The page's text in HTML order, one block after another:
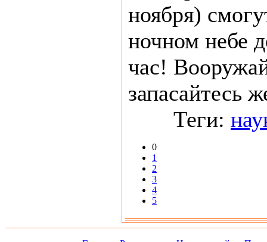
ноября)
ночном небе
час!
запасайтесь
Теги:
0
1
2
3
4
5